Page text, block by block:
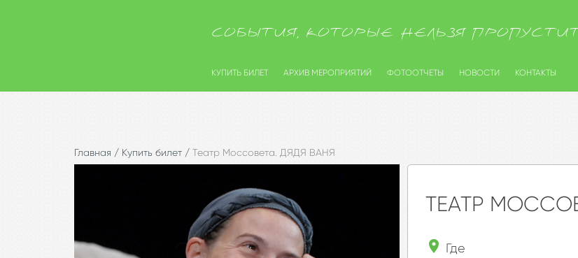
СОБЫТИЯ, КОТОРЫЕ НЕЛЬЗЯ
КУПИТЬ БИЛЕТ АРХИВ МЕРОПРИЯТИЙ ФОТООТЧЕТЫ НОВОСТИ КОНТАКТЫ
Главная / Купить билет / Театр Моссовета. ДЯДЯ ВАНЯ
ТЕАТР
Где